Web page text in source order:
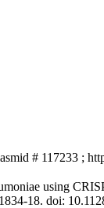
# 117233 ;
using
18. doi: